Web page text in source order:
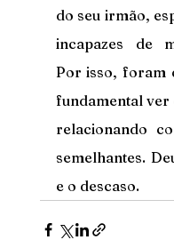
do seu irmão,
incapazes de
Por isso, foram
fundamental ver
relacionando
semelhantes.
e o descaso.